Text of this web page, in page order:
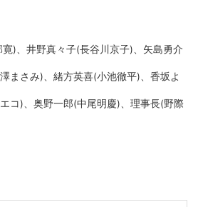
)、井野真々子(長谷川京子)、矢島勇介
まさみ)、緒方英喜(小池徹平)、香坂よ
コ)、 奥野一郎(中尾明慶)、理事長(野際